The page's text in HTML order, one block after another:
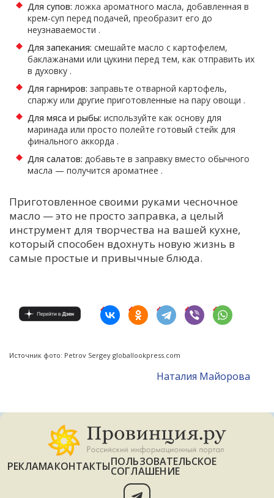
Для супов: ложка ароматного масла, добавленная в
крем-суп перед подачей, преобразит его до
неузнаваемости .
Для запекания: смешайте масло с картофелем,
баклажанами или цукини перед тем, как отправить их
в духовку .
Для гарниров: заправьте отварной картофель,
спаржу или другие приготовленные на пару овощи .
Для мяса и рыбы: используйте как основу для
маринада или просто полейте готовый стейк для
финального аккорда .
Для салатов: добавьте в заправку вместо обычного
масла — получится ароматнее .
Приготовленное своими руками чесночное
масло — это не просто заправка, а целый
инструмент для творчества на вашей кухне,
который способен вдохнуть новую жизнь в
самые простые и привычные блюда.
Источник фото: Petrov Sergey globallookpress.com
Наталия Майорова
РЕКЛАМАКОНТАКТЫПОЛЬЗОВАТЕЛЬСКОЕ
СОГЛАШЕНИЕ